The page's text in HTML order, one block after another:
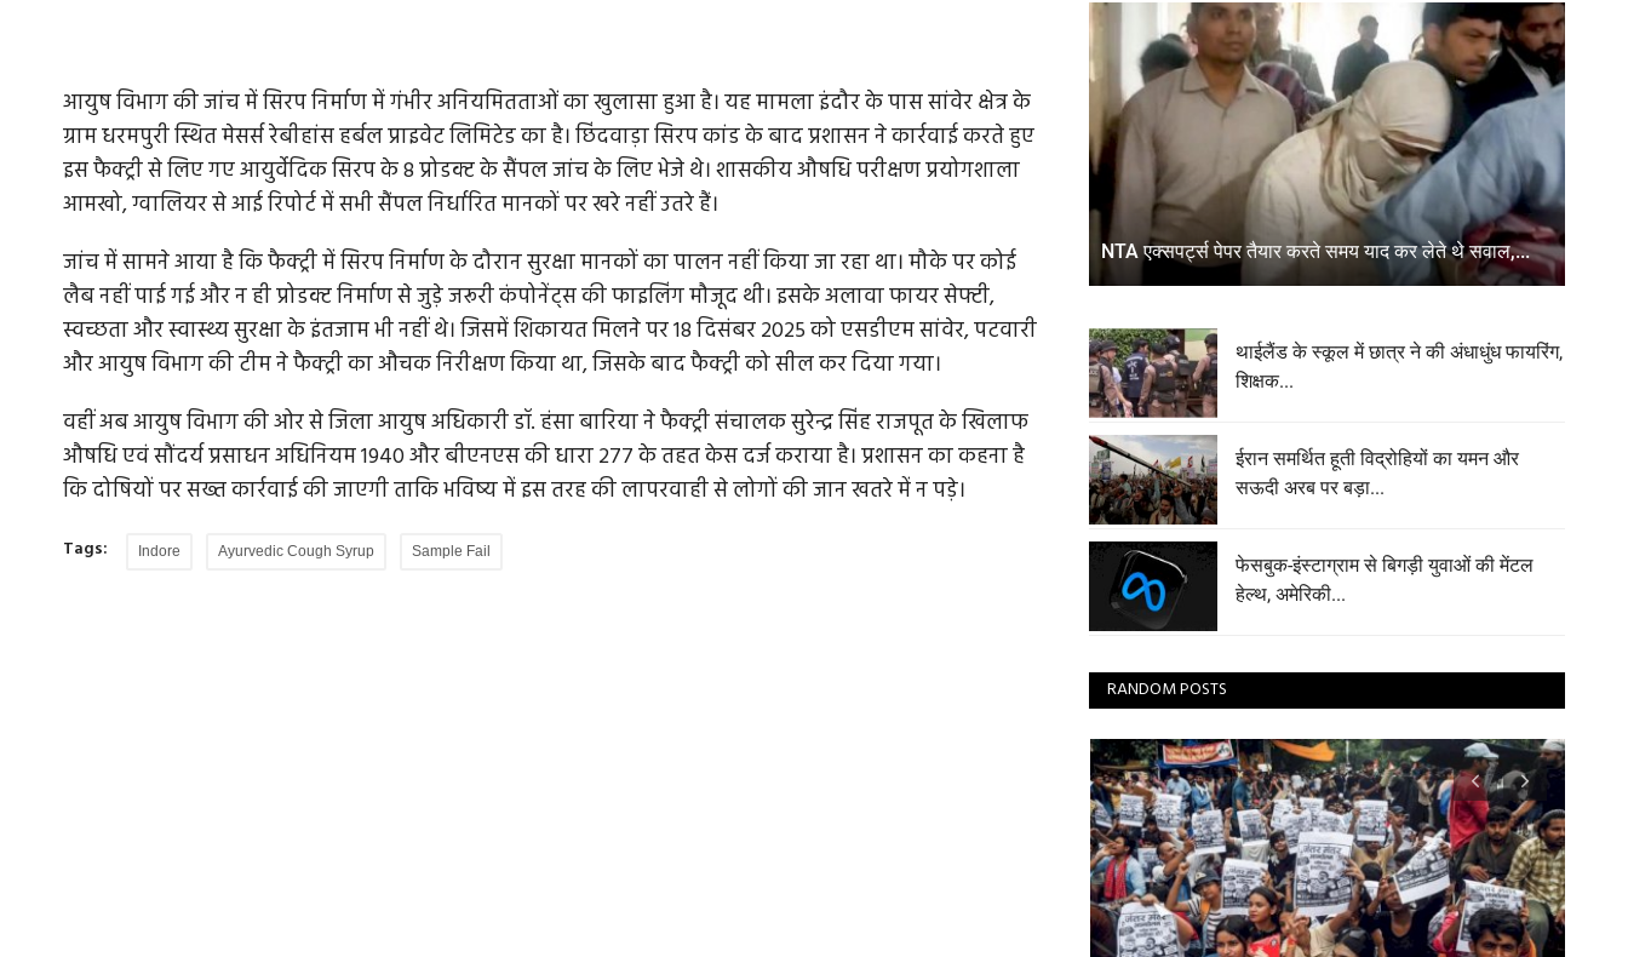
आयुष विभाग की जांच में सिरप निर्माण में गंभीर अनियमितताओं का खुलासा हुआ है। यह मामला इंदौर के पास सांवेर क्षेत्र के
ग्राम धरमपुरी स्थित मेसर्स रेबीहांस हर्बल प्राइवेट लिमिटेड का है। छिंदवाड़ा सिरप कांड के बाद प्रशासन ने कार्रवाई करते हुए
इस फैक्ट्री से लिए गए आयुर्वेदिक सिरप के 8 प्रोडक्ट के सैंपल जांच के लिए भेजे थे। शासकीय औषधि परीक्षण प्रयोगशाला
आमखो, ग्वालियर से आई रिपोर्ट में सभी सैंपल निर्धारित मानकों पर खरे नहीं उतरे हैं।
जांच में सामने आया है कि फैक्ट्री में सिरप निर्माण के दौरान सुरक्षा मानकों का पालन नहीं किया जा रहा था। मौके पर कोई
लैब नहीं पाई गई और न ही प्रोडक्ट निर्माण से जुड़े जरूरी कंपोनेंट्स की फाइलिंग मौजूद थी। इसके अलावा फायर सेफ्टी,
स्वच्छता और स्वास्थ्य सुरक्षा के इंतजाम भी नहीं थे। जिसमें शिकायत मिलने पर 18 दिसंबर 2025 को एसडीएम सांवेर, पटवारी
और आयुष विभाग की टीम ने फैक्ट्री का औचक निरीक्षण किया था, जिसके बाद फैक्ट्री को सील कर दिया गया।
वहीं अब आयुष विभाग की ओर से जिला आयुष अधिकारी डॉ. हंसा बारिया ने फैक्ट्री संचालक सुरेन्द्र सिंह राजपूत के खिलाफ
औषधि एवं सौंदर्य प्रसाधन अधिनियम 1940 और बीएनएस की धारा 277 के तहत केस दर्ज कराया है। प्रशासन का कहना है
कि दोषियों पर सख्त कार्रवाई की जाएगी ताकि भविष्य में इस तरह की लापरवाही से लोगों की जान खतरे में न पड़े।
Tags: Indore Ayurvedic Cough Syrup Sample Fail
NTA एक्सपर्ट्स पेपर तैयार करते समय याद कर लेते थे सवाल,...
थाईलैंड के स्कूल में छात्र ने की अंधाधुंध फायरिंग,
शिक्षक...
ईरान समर्थित हूती विद्रोहियों का यमन और
सऊदी अरब पर बड़ा...
फेसबुक-इंस्टाग्राम से बिगड़ी युवाओं की मेंटल
हेल्थ, अमेरिकी...
RANDOM POSTS